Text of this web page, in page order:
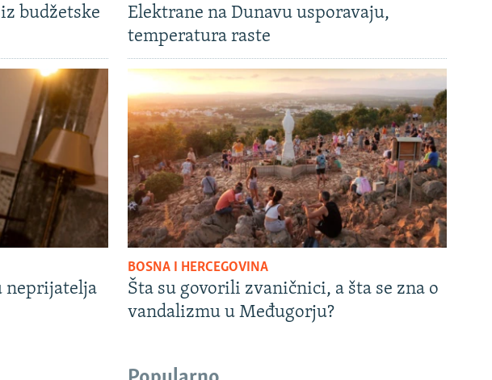
budžetske
Elektrane na Dunavu usporavaju,
temperatura raste
neprijatelja
BOSNA I HERCEGOVINA
Šta su govorili zvaničnici, a šta se zna o
vandalizmu u Međugorju?